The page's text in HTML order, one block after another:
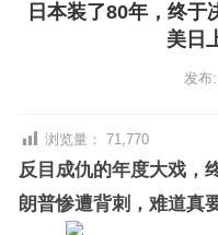
日本装了80年，终于
美日
发布
浏览量： 71,770
反目成仇的年度大戏，
朗普惨遭背刺，难道真